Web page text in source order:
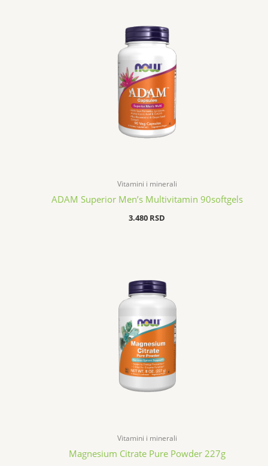
Vitamini i minerali
ADAM Superior Men’s Multivitamin 90softgels
3.480 RSD
Vitamini i minerali
Magnesium Citrate Pure Powder 227g